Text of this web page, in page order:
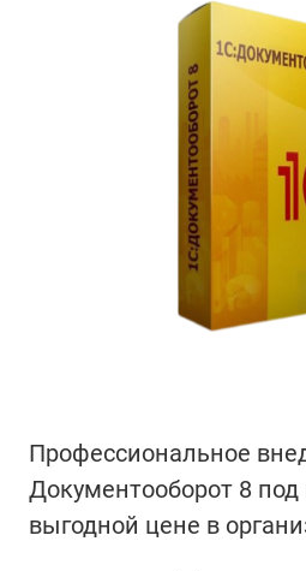
Профессиональное
Документооборот 8
выгодной цене в